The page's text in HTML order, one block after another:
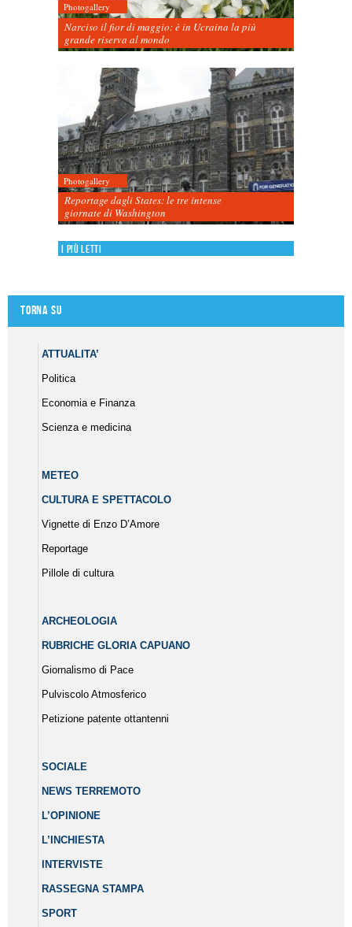
Photogallery
Narciso il fior di maggio: è in Ucraina la più
grande riserva al mondo
Photogallery
Reportage dagli States: le tre intense
giornate di Washington
I più letti
Torna su
ATTUALITA’
Politica
Economia e Finanza
Scienza e medicina
METEO
CULTURA E SPETTACOLO
Vignette di Enzo D’Amore
Reportage
Pillole di cultura
ARCHEOLOGIA
RUBRICHE GLORIA CAPUANO
Giornalismo di Pace
Pulviscolo Atmosferico
Petizione patente ottantenni
SOCIALE
NEWS TERREMOTO
L’OPINIONE
L’INCHIESTA
INTERVISTE
RASSEGNA STAMPA
SPORT